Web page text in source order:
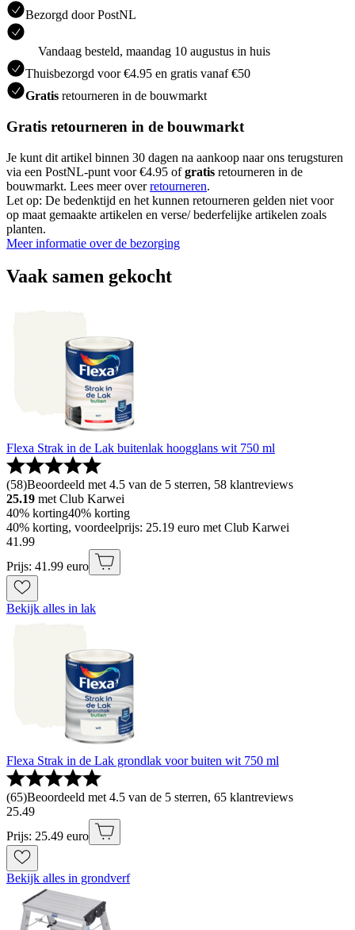
Bezorgd door PostNL
Vandaag besteld, maandag 10 augustus in huis
Thuisbezorgd voor €4.95 en gratis vanaf €50
Gratis retourneren in de bouwmarkt
Gratis retourneren in de bouwmarkt
Je kunt dit artikel binnen 30 dagen na aankoop naar ons terugsturen
via een PostNL-punt voor €4.95 ofgratis retourneren in de
bouwmarkt. Lees meer overretourneren.
Let op: De bedenktijd en het kunnen retourneren gelden niet voor
op maat gemaakte artikelen en verse/ bederfelijke artikelen zoals
planten.
Meer informatie over de bezorging
Vaak samen gekocht
Flexa Strak in de Lak buitenlak hoogglans wit 750 ml
(58)Beoordeeld met 4.5 van de 5 sterren, 58 klantreviews
25.19 met Club Karwei
40% korting40% korting
40% korting, voordeelprijs: 25.19 euro met Club Karwei
41 .99
Prijs: 41.99 euro
Bekijk alles in lak
Flexa Strak in de Lak grondlak voor buiten wit 750 ml
(65)Beoordeeld met 4.5 van de 5 sterren, 65 klantreviews
25.49
Prijs: 25.49 euro
Bekijk alles in grondverf